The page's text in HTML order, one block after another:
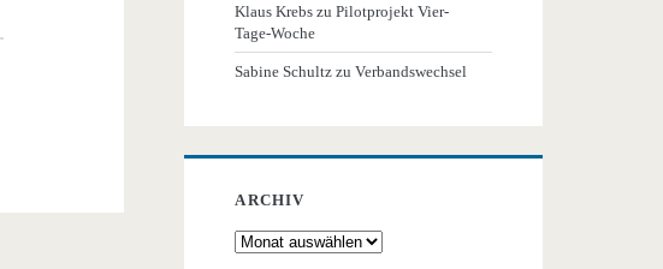
Klaus Krebs zuPilotprojekt Vier-
Tage-Woche
Sabine Schultz zuVerbandswechsel
ARCHIV
Archiv